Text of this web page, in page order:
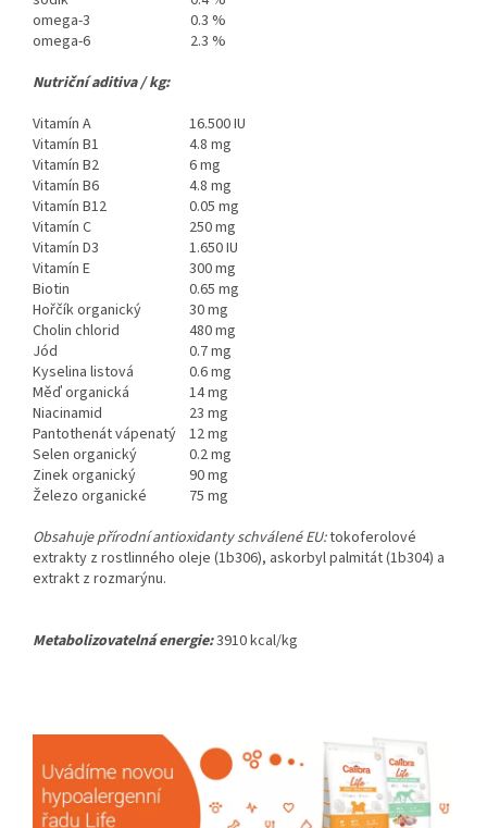
omega-3
0.3 %
omega-6
2.3 %
Nutriční aditiva / kg:
Vitamín A
16.500 IU
Vitamín B1
4.8 mg
Vitamín B2
6 mg
Vitamín B6
4.8 mg
Vitamín B12
0.05 mg
Vitamín C
250 mg
Vitamín D3
1.650 IU
Vitamín E
300 mg
Biotin
0.65 mg
Hořčík organický
30 mg
Cholin chlorid
480 mg
Jód
0.7 mg
Kyselina listová
0.6 mg
Měď organická
14 mg
Niacinamid
23 mg
Pantothenát vápenatý 12 mg
Selen organický
0.2 mg
Zinek organický
90 mg
Železo organické
75 mg
Obsahuje přírodní antioxidanty schválené EU:tokoferolové
extrakty z rostlinného oleje (1b306), askorbyl palmitát (1b304) a
extrakt z rozmarýnu.
Metabolizovatelná energie:3910 kcal/kg